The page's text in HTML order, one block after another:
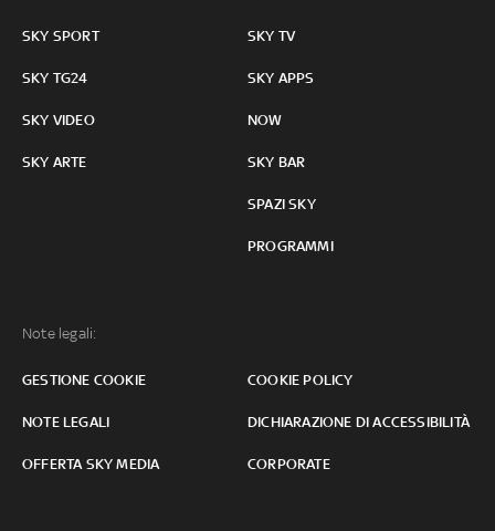
SKY SPORT
SKY TG24
SKY VIDEO
SKY ARTE
SKY TV
SKY APPS
NOW
SKY BAR
SPAZI SKY
PROGRAMMI
Note legali:
GESTIONE COOKIE COOKIE POLICY
NOTE LEGALI DICHIARAZIONE DI ACCESSIBILITÀ
OFFERTA SKY MEDIA CORPORATE